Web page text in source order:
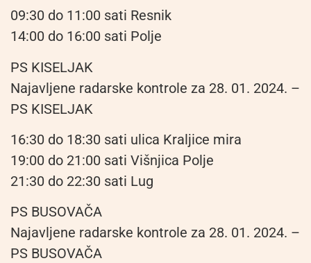
09:30 do 11:00 sati Resnik
14:00 do 16:00 sati Polje
PS KISELJAK
Najavljene radarske kontrole za 28. 01. 2024. –
PS KISELJAK
16:30 do 18:30 sati ulica Kraljice mira
19:00 do 21:00 sati Višnjica Polje
21:30 do 22:30 sati Lug
PS BUSOVAČA
Najavljene radarske kontrole za 28. 01. 2024. –
PS BUSOVAČA